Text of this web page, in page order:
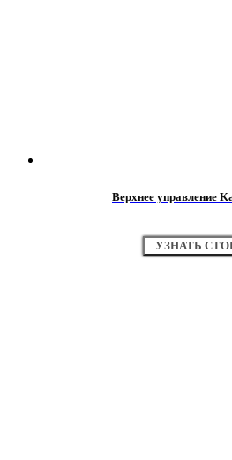
Верхнее управление
УЗНАТЬ